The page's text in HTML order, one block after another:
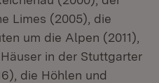
Limes (2005), die
um die Alpen (2011),
in der Stuttgarter
die Höhlen und